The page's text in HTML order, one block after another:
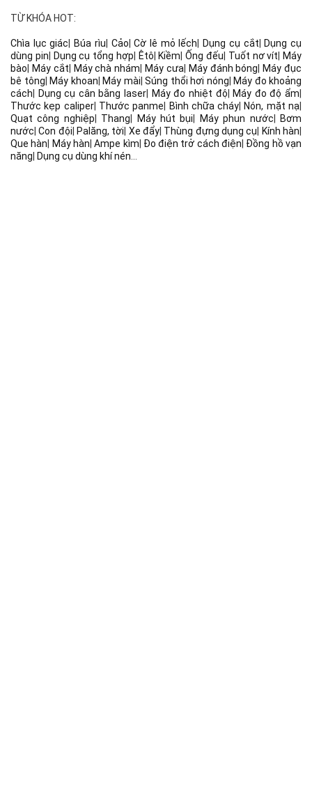
TỪ KHÓA HOT:
Chìa lục giác Búa rìu Cảo |Cờ lê mỏ lếch Dụng cụ cắt
Dụng cụ
dùng pin
Dụng cụ tổng hợp Êtô Kiềm |Ống đếu Tuốt nơ vít
Máy
bào
Máy cắt Máy chà nhám Máy cưa| Máy đánh bóng
Máy đục
bê tông Máy khoan Máy mài Súng thổi hơi nóng Máy đo khoảng
cách
Dụng cụ cân bằng laser Máy đo nhiệt độ Máy đo độ ẩm
Thước kẹp caliper| Thước panme Bình chữa cháy Nón, mặt nạ
Quạt công nghiệp
Thang Máy hút bụi Máy phun nước
Bơm
nước |Con đội Palăng, tời Xe đẩy Thùng đựng dụng cụ Kính hàn
Que hàn
Máy hàn |Ampe kìm Đo điện trở cách điện Đồng hồ vạn
năng Dụng cụ dùng khí nén...